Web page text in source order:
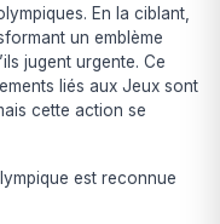
En la ciblant,
un emblème
jugent urgente. Ce
liés aux Jeux sont
cette action se
est reconnue